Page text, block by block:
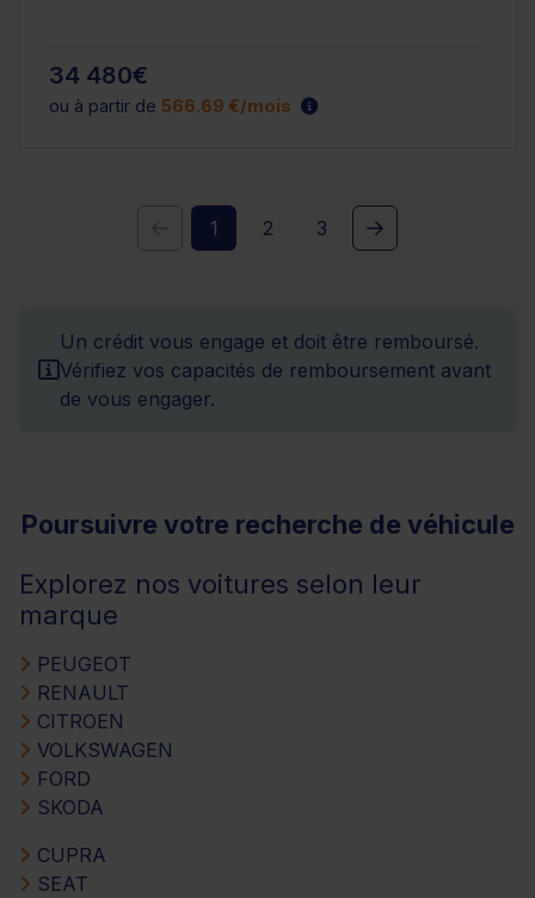
34 480€
ou à partir de 566.69 €/mois
1 2 3
Un crédit vous engage et doit être remboursé.
Vérifiez vos capacités de remboursement avant
de vous engager.
Poursuivre votre recherche de véhicule
Explorez nos voitures selon leur
marque
PEUGEOT
RENAULT
CITROEN
VOLKSWAGEN
FORD
SKODA
CUPRA
SEAT